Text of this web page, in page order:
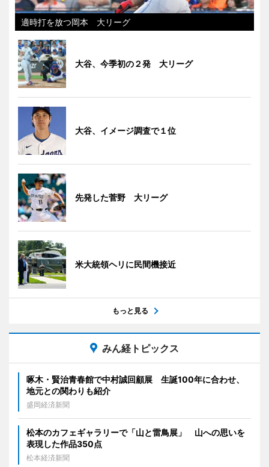
適時打を放つ岡本 大リーグ
大谷、今季初の２発 大リーグ
大谷、イメージ調査で１位
先発した菅野 大リーグ
米大統領ヘリに民間機接近
もっと見る
みん経トピックス
啄木・賢治青春館で中村誠回顧展 生誕100年に合わせ、
地元との関わりも紹介
盛岡経済新聞
松本のカフェギャラリーで「山と雷鳥展」 山への思いを
表現した作品350点
松本経済新聞